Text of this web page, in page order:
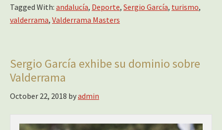
Tagged With: andalucía, Deporte, Sergio García, turismo,
valderrama, Valderrama Masters
Sergio García exhibe su dominio sobre
Valderrama
October 22, 2018 byadmin